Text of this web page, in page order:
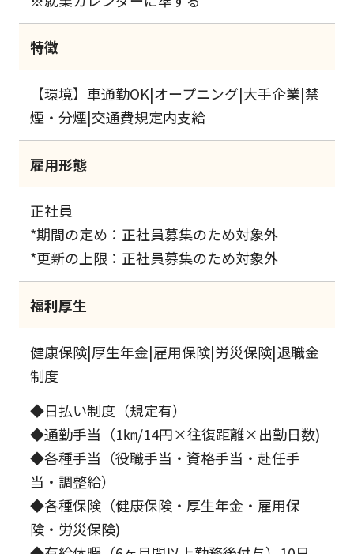
特徴
【環境】車通勤OK|オープニング|大手企業|禁
煙・分煙|交通費規定内支給
雇用形態
正社員
*期間の定め：正社員募集のため対象外
*更新の上限：正社員募集のため対象外
福利厚生
健康保険|厚生年金|雇用保険|労災保険|退職金
制度
◆日払い制度（規定有）
◆通勤手当（1㎞/14円×往復距離×出勤日数)
◆各種手当（役職手当・資格手当・赴任手
当・調整給）
◆各種保険（健康保険・厚生年金・雇用保
険・労災保険)